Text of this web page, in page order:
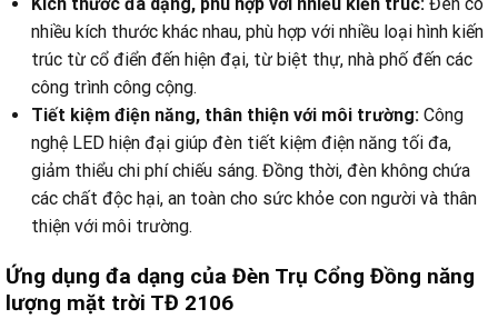
nhiều kích thước khác nhau, phù hợp với nhiều loại hình kiến
trúc từ cổ điển đến hiện đại, từ biệt thự, nhà phố đến các
công trình công cộng.
Tiết kiệm điện năng, thân thiện với môi trường: Công
nghệ LED hiện đại giúp đèn tiết kiệm điện năng tối đa,
giảm thiểu chi phí chiếu sáng. Đồng thời, đèn không chứa
các chất độc hại, an toàn cho sức khỏe con người và thân
thiện với môi trường.
Ứng dụng đa dạng của Đèn Trụ Cổng Đồng năng
lượng mặt trời TĐ 2106